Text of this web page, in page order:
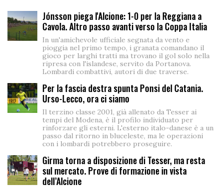
Jónsson piega l'Alcione: 1-0 per la Reggiana a
Cavola. Altro passo avanti verso la Coppa Italia
In un'amichevole ufficiale segnata da vento e
pioggia nel primo tempo, i granata comandano il
gioco per larghi tratti ma trovano il gol solo nella
ripresa con l'islandese, servito da Portanova.
Lombardi combattivi, autori di due traverse.
Per la fascia destra spunta Ponsi del Catania.
Urso-Lecco, ora ci siamo
Il terzino classe 2001, già allenato da Tesser ai
tempi del Modena, è il profilo individuato per
rinforzare gli esterni. L'esterno italo-danese è a un
passo dal ritorno in bluceleste, ma le operazioni
con i lombardi potrebbero proseguire.
Girma torna a disposizione di Tesser, ma resta
sul mercato. Prove di formazione in vista
dell’Alcione